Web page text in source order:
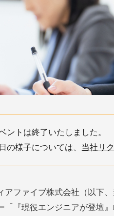
ントは終了いたしました。
の様子については、 当社リ
アファイブ株式会社（以下
「『現役エンジニアが登壇